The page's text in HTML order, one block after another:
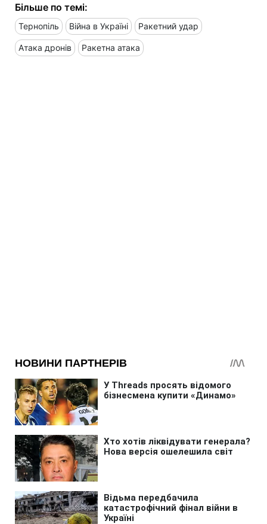
Більше по темі:
Тернопіль Війна в Україні Ракетний удар
Атака дронів Ракетна атака